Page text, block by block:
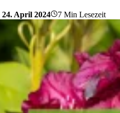
24. April 2024 7 Min Lesezeit